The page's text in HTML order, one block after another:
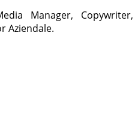
Manager, Copywriter,
Aziendale.